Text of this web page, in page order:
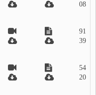
08
91
39
54
20